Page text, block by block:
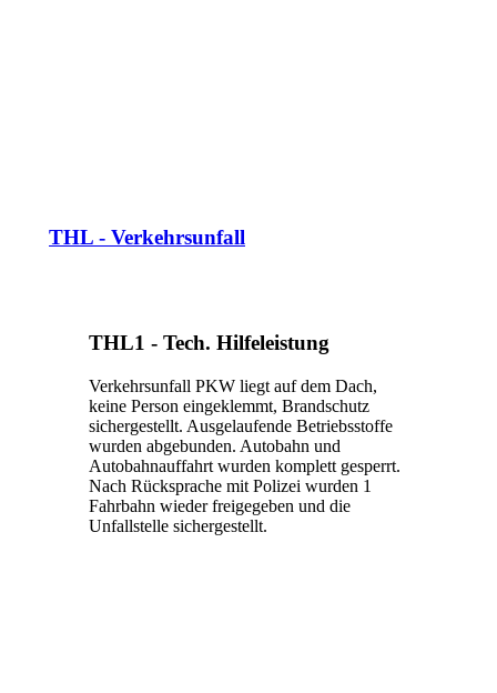
THL - Verkehrsunfall
THL1 - Tech. Hilfeleistung
Verkehrsunfall PKW liegt auf dem Dach,
keine Person eingeklemmt, Brandschutz
sichergestellt. Ausgelaufende Betriebsstoffe
wurden abgebunden. Autobahn und
Autobahnauffahrt wurden komplett gesperrt.
Nach Rücksprache mit Polizei wurden 1
Fahrbahn wieder freigegeben und die
Unfallstelle sichergestellt.